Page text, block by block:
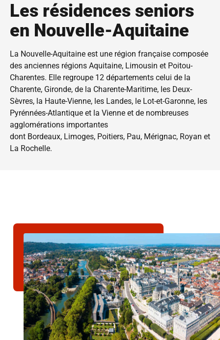
Les résidences seniors
en Nouvelle-Aquitaine
La Nouvelle-Aquitaine est une région française composée
des anciennes régions Aquitaine, Limousin et Poitou-
Charentes. Elle regroupe 12 départements celui de la
Charente, Gironde, de la Charente-Maritime, les Deux-
Sèvres, la Haute-Vienne, les Landes, le Lot-et-Garonne, les
Pyrénnées-Atlantique et la Vienne et de nombreuses
agglomérations importantes
dont Bordeaux, Limoges, Poitiers, Pau, Mérignac, Royan et
La Rochelle.